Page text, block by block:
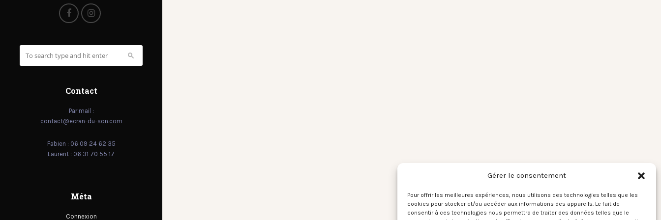
Gérer le consentement
Pour offrir les meilleures expériences, nous utilisons des technologies telles que les
cookies pour stocker et/ou accéder aux informations des appareils. Le fait de
consentir à ces technologies nous permettra de traiter des données telles que le
Contact
Par mail :
contact@ecran-du-son.com
Fabien : 06 09 24 62 35
Laurent : 06 31 70 55 17
Méta
Connexion